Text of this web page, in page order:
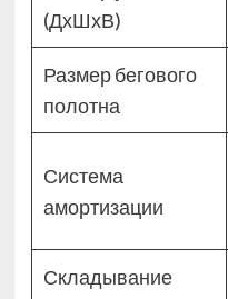
(ДхШхВ)
Размер бегового
полотна
Система
амортизации
Складывание